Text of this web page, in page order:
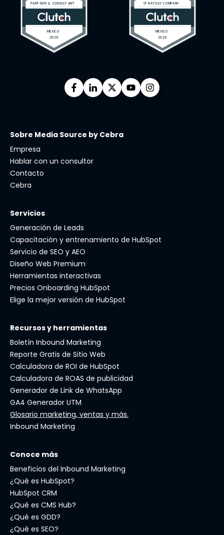
Sobre Media Source by Cebra
Empresa
Hablar con un consultor
Contacto
Cebra
Servicios
Generación de Leads
Capacitación y entrenamiento de HubSpot
Servicio de SEO y AEO
Diseño Web Premium
Herramientas interactivas
Precios Onboarding HubSpot
Elige la mejor versión de HubSpot
Recursos y herramientas
Boletín Inbound Marketing
Reporte Gratis de Sitio Web
Calculadora de ROI de HubSpot
Calculadora de ROAS de publicidad
Generador de Link de WhatsApp
GA4 Generador UTM
Glosario marketing, ventas y más.
Inbound Marketing
Conoce más
Beneficios del Inbound Marketing
¿Qué es HubSpot?
HubSpot CRM
¿Qué es CMS Hub?
¿Qué es GDD?
¿Qué es SEO?